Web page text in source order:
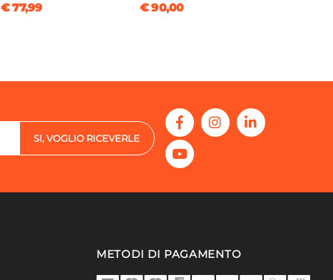
€ 77,99 € 90,00
SI, VOGLIO RICEVERLE
METODI DI PAGAMENTO